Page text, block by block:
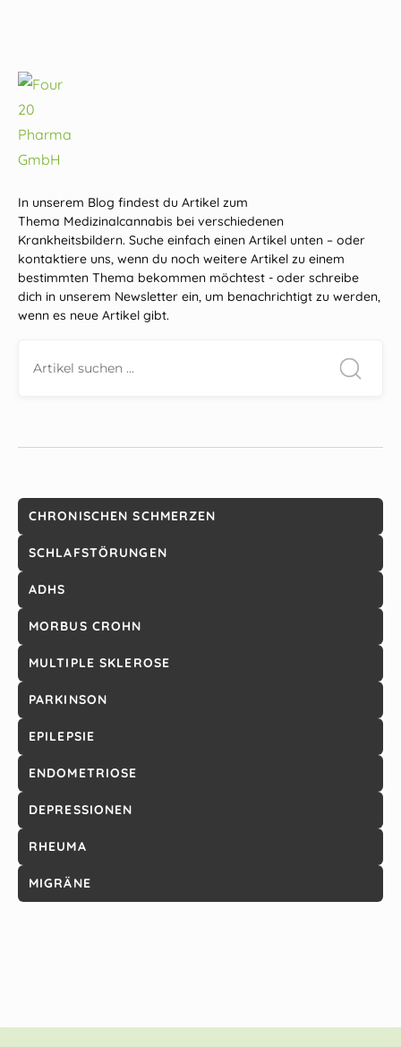
In unserem Blog findest du Artikel zum
Thema Medizinalcannabis bei verschiedenen
Krankheitsbildern. Suche einfach einen Artikel unten – oder
kontaktiere uns, wenn du noch weitere Artikel zu einem
bestimmten Thema bekommen möchtest - oder schreibe
dich in unserem Newsletter ein, um benachrichtigt zu werden,
wenn es neue Artikel gibt.
CHRONISCHEN SCHMERZEN
SCHLAFSTÖRUNGEN
ADHS
MORBUS CROHN
MULTIPLE SKLEROSE
PARKINSON
EPILEPSIE
ENDOMETRIOSE
DEPRESSIONEN
RHEUMA
MIGRÄNE